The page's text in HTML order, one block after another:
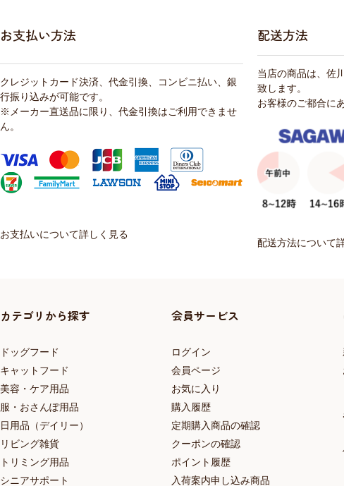
お支払い方法
クレジットカード決済、代金引換、コンビニ払い、銀
行振り込みが可能です。
※メーカー直送品に限り、代金引換はご利用できませ
ん。
お支払いについて詳しく見る
配送方法
当店の商品は、佐
致します。
お客様のご都合に
配送方法について
カテゴリから探す
ドッグフード
キャットフード
美容・ケア用品
服・おさんぽ用品
日用品（デイリー）
リビング雑貨
トリミング用品
シニアサポート
会員サービス
ログイン
会員ページ
お気に入り
購入履歴
定期購入商品の確認
クーポンの確認
ポイント履歴
入荷案内申し込み商品